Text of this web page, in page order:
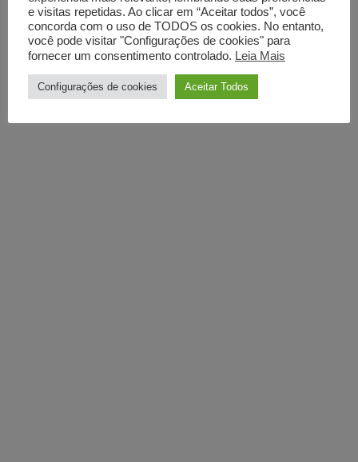
e visitas repetidas. Ao clicar em “Aceitar todos”, você
concorda com o uso de TODOS os cookies. No entanto,
você pode visitar "Configurações de cookies" para
fornecer um consentimento controlado. Leia Mais
Configurações de cookies Aceitar Todos